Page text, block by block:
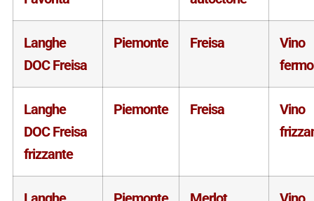
Langhe
DOC Freisa
Piemonte Freisa
Vino
fermo
Langhe
DOC Freisa
frizzante
Piemonte Freisa
Vino